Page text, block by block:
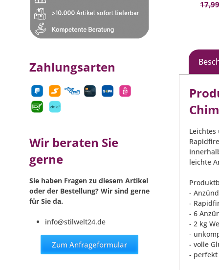
Zahlungsarten
Wir beraten Sie
gerne
Sie haben Fragen zu diesem Artikel
oder der Bestellung? Wir sind gerne
für Sie da.
info@stilwelt24.de
Zum Anfrageformular
In den Warenkorb
leichte
-
-
- 6
- 2 kg
-
- volle
-